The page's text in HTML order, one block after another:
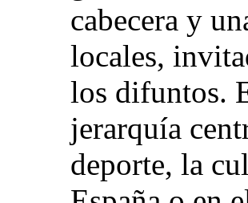
cabecera y
locales,
los difuntos.
jerarquía
deporte, la